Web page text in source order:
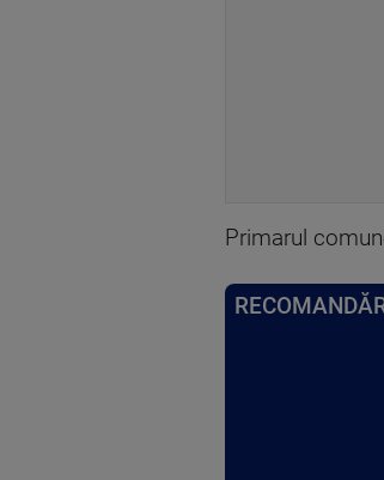
Primarul